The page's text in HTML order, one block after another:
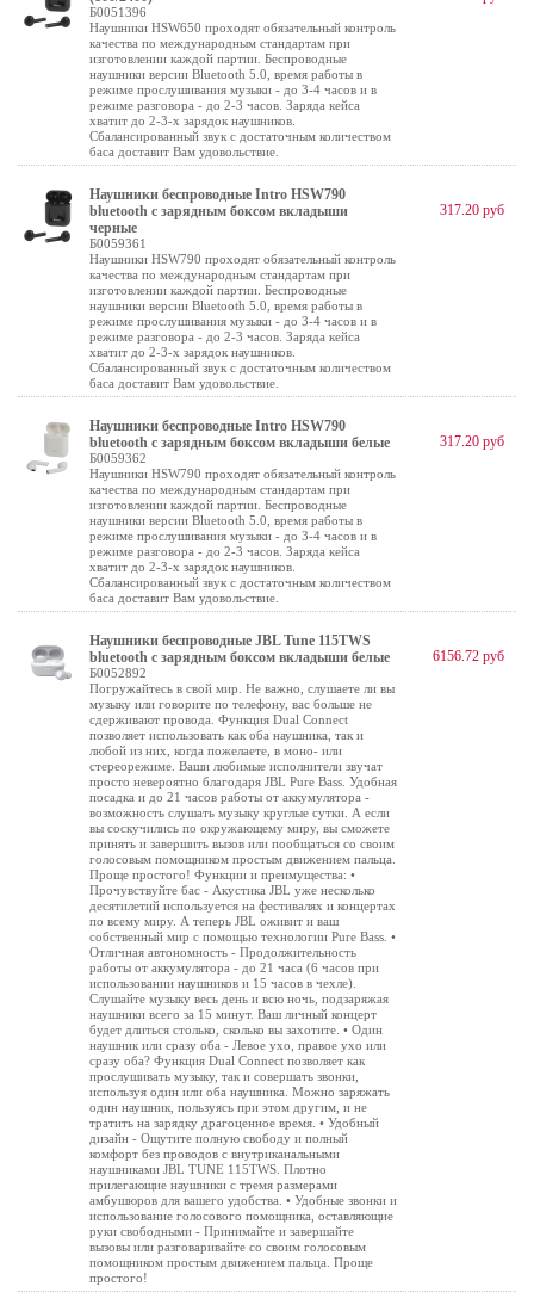
Б0051396
Наушники HSW650 проходят обязательный контроль
качества по международным стандартам при
изготовлении каждой партии. Беспроводные
наушники версии Bluetooth 5.0, время работы в
режиме прослушивания музыки - до 3-4 часов и в
режиме разговора - до 2-3 часов. Заряда кейса
хватит до 2-3-х зарядок наушников.
Сбалансированный звук с достаточным количеством
баса доставит Вам удовольствие.
Наушники беспроводные Intro HSW790
bluetooth с зарядным боксом вкладыши
черные
Б0059361
Наушники HSW790 проходят обязательный контроль
качества по международным стандартам при
изготовлении каждой партии. Беспроводные
наушники версии Bluetooth 5.0, время работы в
режиме прослушивания музыки - до 3-4 часов и в
режиме разговора - до 2-3 часов. Заряда кейса
хватит до 2-3-х зарядок наушников.
Сбалансированный звук с достаточным количеством
баса доставит Вам удовольствие.
317.20 руб
Наушники беспроводные Intro HSW790
bluetooth с зарядным боксом вкладыши белые
Б0059362
Наушники HSW790 проходят обязательный контроль
качества по международным стандартам при
изготовлении каждой партии. Беспроводные
наушники версии Bluetooth 5.0, время работы в
режиме прослушивания музыки - до 3-4 часов и в
режиме разговора - до 2-3 часов. Заряда кейса
хватит до 2-3-х зарядок наушников.
Сбалансированный звук с достаточным количеством
баса доставит Вам удовольствие.
317.20 руб
Наушники беспроводные JBL Tune 115TWS
bluetooth с зарядным боксом вкладыши белые
Б0052892
Погружайтесь в свой мир. Не важно, слушаете ли вы
музыку или говорите по телефону, вас больше не
сдерживают провода. Функция Dual Connect
позволяет использовать как оба наушника, так и
любой из них, когда пожелаете, в моно- или
стереорежиме. Ваши любимые исполнители звучат
просто невероятно благодаря JBL Pure Bass. Удобная
посадка и до 21 часов работы от аккумулятора -
возможность слушать музыку круглые сутки. А если
вы соскучились по окружающему миру, вы сможете
принять и завершить вызов или пообщаться со своим
голосовым помощником простым движением пальца.
Проще простого! Функции и преимущества: •
Прочувствуйте бас - Акустика JBL уже несколько
десятилетий используется на фестивалях и концертах
по всему миру. А теперь JBL оживит и ваш
собственный мир с помощью технологии Pure Bass. •
Отличная автономность - Продолжительность
работы от аккумулятора - до 21 часа (6 часов при
использовании наушников и 15 часов в чехле).
Слушайте музыку весь день и всю ночь, подзаряжая
наушники всего за 15 минут. Ваш личный концерт
будет длиться столько, сколько вы захотите. • Один
наушник или сразу оба - Левое ухо, правое ухо или
сразу оба? Функция Dual Connect позволяет как
прослушивать музыку, так и совершать звонки,
используя один или оба наушника. Можно заряжать
один наушник, пользуясь при этом другим, и не
тратить на зарядку драгоценное время. • Удобный
дизайн - Ощутите полную свободу и полный
комфорт без проводов с внутриканальными
наушниками JBL TUNE 115TWS. Плотно
прилегающие наушники с тремя размерами
амбушюров для вашего удобства. • Удобные звонки и
использование голосового помощника, оставляющие
руки свободными - Принимайте и завершайте
вызовы или разговаривайте со своим голосовым
помощником простым движением пальца. Проще
простого!
6156.72 руб